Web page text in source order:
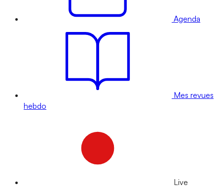
Agenda
Mes revues
hebdo
Live